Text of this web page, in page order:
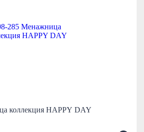
коллекция HAPPY DAY